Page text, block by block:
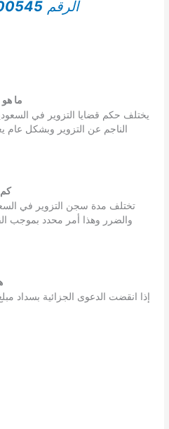
الرقم
ما
يختلف حكم قضايا التزوير في
الناجم عن التزوير وبشكل عام
تختلف مدة سجن التزوير في
والضرر وهذا أمر محدد بموجب
إذا انقضت الدعوى الجزائية بسداد